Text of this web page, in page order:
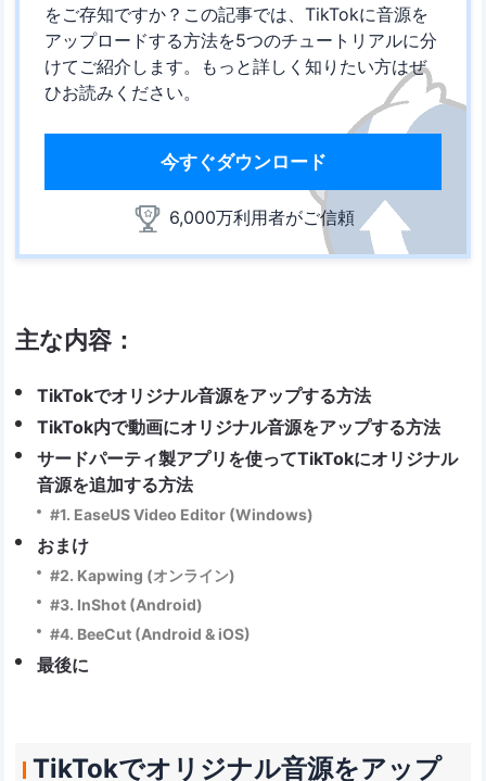
をご存知ですか？この記事では、TikTokに音源を
アップロードする方法を5つのチュートリアルに分
けてご紹介します。もっと詳しく知りたい方はぜ
ひお読みください。
今すぐダウンロード
6,000万利用者がご信頼
主な内容：
TikTokでオリジナル音源をアップする方法
TikTok内で動画にオリジナル音源をアップする方法
サードパーティ製アプリを使ってTikTokにオリジナル
音源を追加する方法
#1. EaseUS Video Editor (Windows)
おまけ
#2. Kapwing (オンライン)
#3. InShot (Android)
#4. BeeCut (Android & iOS)
最後に
TikTokでオリジナル音源をアップ